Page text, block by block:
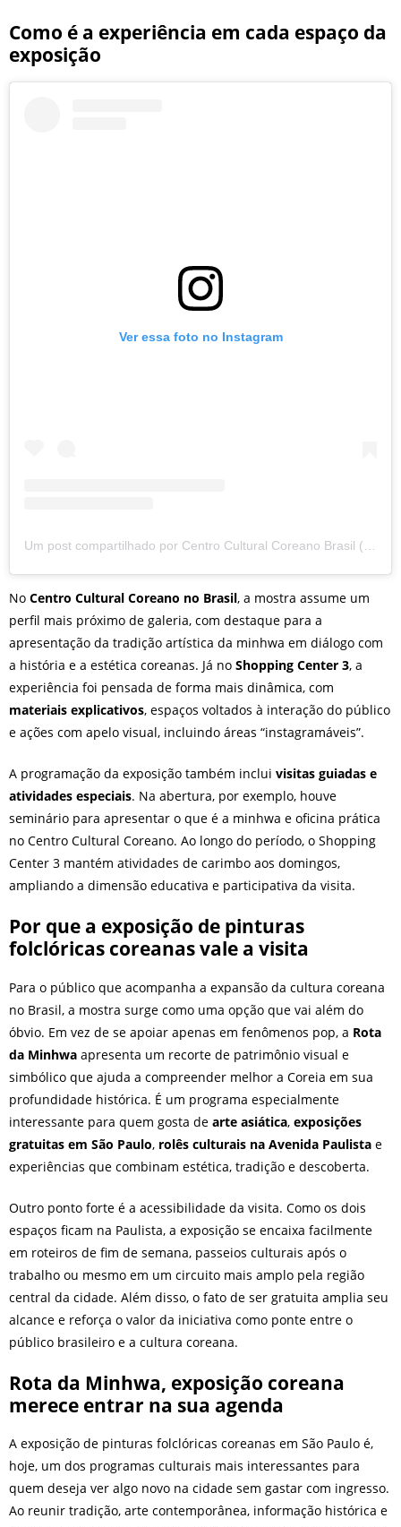
Como é a experiência em cada espaço da
exposição
Ver essa foto no Instagram
Um post compartilhado por Centro Cultural Coreano Brasil (@kccbrazil)
No Centro Cultural Coreano no Brasil, a mostra assume um
perfil mais próximo de galeria, com destaque para a
apresentação da tradição artística da minhwa em diálogo com
a história e a estética coreanas. Já no Shopping Center 3, a
experiência foi pensada de forma mais dinâmica, com
materiais explicativos, espaços voltados à interação do público
e ações com apelo visual, incluindo áreas “instagramáveis”.
A programação da exposição também inclui visitas guiadas e
atividades especiais. Na abertura, por exemplo, houve
seminário para apresentar o que é a minhwa e oficina prática
no Centro Cultural Coreano. Ao longo do período, o Shopping
Center 3 mantém atividades de carimbo aos domingos,
ampliando a dimensão educativa e participativa da visita.
Por que a exposição de pinturas
folclóricas coreanas vale a visita
Para o público que acompanha a expansão da cultura coreana
no Brasil, a mostra surge como uma opção que vai além do
óbvio. Em vez de se apoiar apenas em fenômenos pop, a Rota
da Minhwa apresenta um recorte de patrimônio visual e
simbólico que ajuda a compreender melhor a Coreia em sua
profundidade histórica. É um programa especialmente
interessante para quem gosta de arte asiática, exposições
gratuitas em São Paulo, rolês culturais na Avenida Paulista e
experiências que combinam estética, tradição e descoberta.
Outro ponto forte é a acessibilidade da visita. Como os dois
espaços ficam na Paulista, a exposição se encaixa facilmente
em roteiros de fim de semana, passeios culturais após o
trabalho ou mesmo em um circuito mais amplo pela região
central da cidade. Além disso, o fato de ser gratuita amplia seu
alcance e reforça o valor da iniciativa como ponte entre o
público brasileiro e a cultura coreana.
Rota da Minhwa, exposição coreana
merece entrar na sua agenda
A exposição de pinturas folclóricas coreanas em São Paulo é,
hoje, um dos programas culturais mais interessantes para
quem deseja ver algo novo na cidade sem gastar com ingresso.
Ao reunir tradição, arte contemporânea, informação histórica e